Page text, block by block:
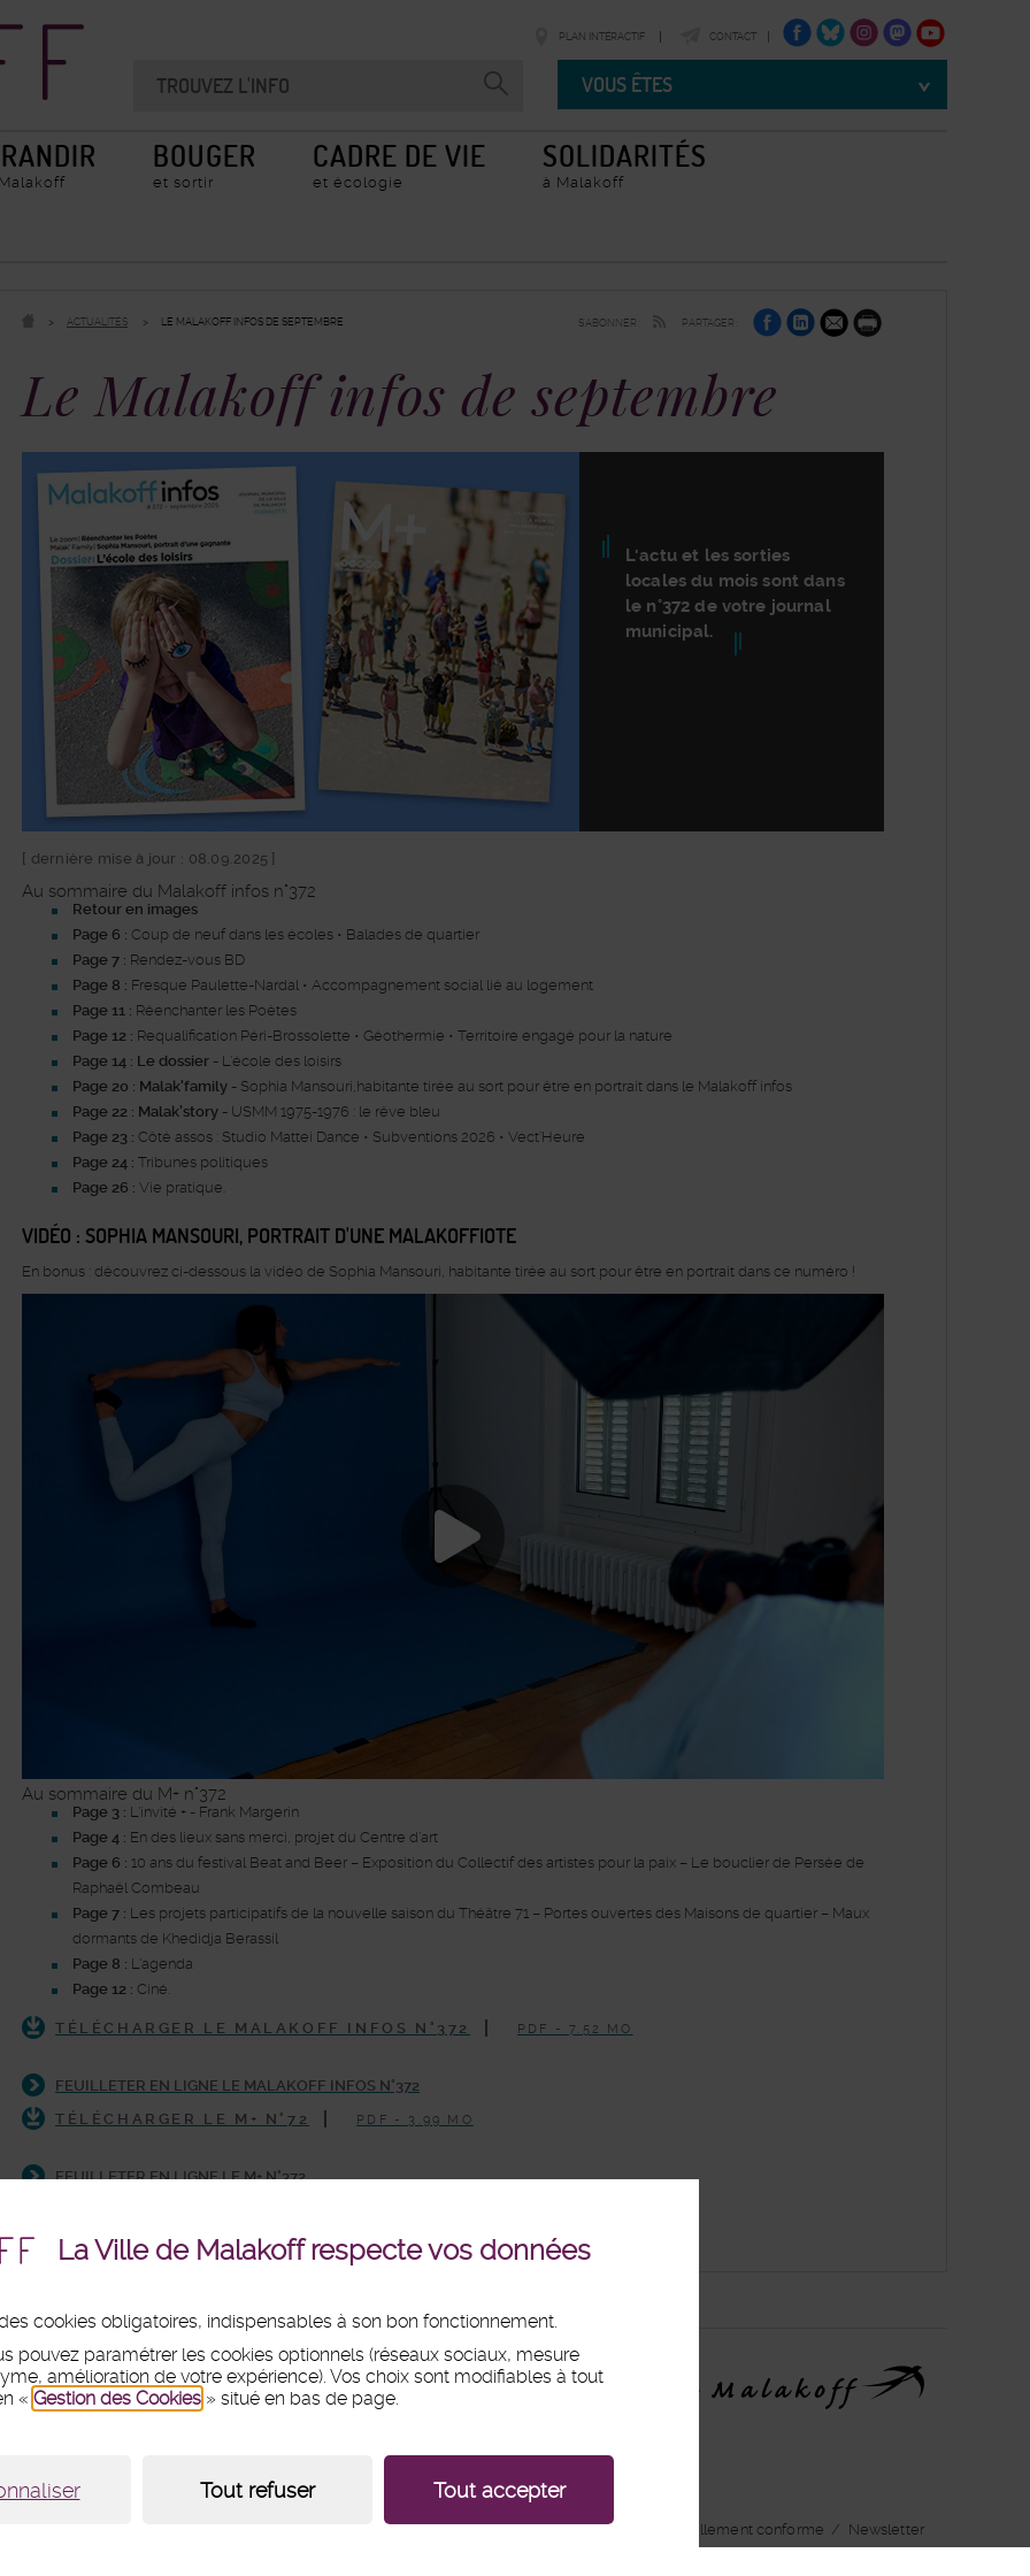
La Ville de Malakoff respecte vos données
cookies obligatoires, indispensables à son bon fonctionnement.
pouvez paramétrer les cookies optionnels (réseaux sociaux, mesure
amélioration de votre expérience). Vos choix sont modifiables à tout
« Gestion des Cookies » situé en bas de page.
Tout refuser Tout accepter
PLAN INTÉRACTIF CONTACT
FACEBOOKTWITTERINSTAGRAMTWITTERYOUTUBE
Vous
VOUS ÊTES
BOUGER
et sortir
CADRE DE VIE
et écologie
SOLIDARITÉS
à Malakoff
ACTUALITÉS LE MALAKOFF INFOS DE SEPTEMBRE S'ABONNER : PARTAGER :
sur
Facebook
sur
Linkedin
par
e-
mail
Imprimer
Le Malakoff infos de septembre
L'actu et les sorties
locales du mois sont dans
le n°372 de votre journal
municipal.
[ dernière mise à jour : 08.09.2025 ]
Au sommaire du Malakoff infos n°372
Retour en images
Page 6 : Coup de neuf dans les écoles • Balades de quartier
Page 7 : Rendez-vous BD
Page 8 : Fresque Paulette-Nardal • Accompagnement social lié au logement
Page 11 : Réenchanter les Poètes
Page 12 : Requalification Péri-Brossolette • Géothermie • Territoire engagé pour la nature
Page 14 : Le dossier - L’école des loisirs
Page 20 : Malak'family - Sophia Mansouri,habitante tirée au sort pour être en portrait dans le Malakoff infos
Page 22 : Malak'story - USMM 1975-1976 : le rêve bleu
Page 23 : Côté assos : Studio Mattei Dance • Subventions 2026 • Vect’Heure
Page 24 : Tribunes politiques
Page 26 : Vie pratique.
VIDÉO : SOPHIA MANSOURI, PORTRAIT D'UNE MALAKOFFIOTE
En bonus : découvrez ci-dessous la vidéo de Sophia Mansouri, habitante tirée au sort pour être en portrait dans ce numéro !
Lancer la video
Au sommaire du M+ n°372
Page 3 : L'invité + - Frank Margerin
Page 4 : En des lieux sans merci, projet du Centre d’art
Page 6 : 10 ans du festival Beat and Beer – Exposition du Collectif des artistes pour la paix – Le bouclier de Persée de
Raphaël Combeau
Page 7 : Les projets participatifs de la nouvelle saison du Théâtre 71 – Portes ouvertes des Maisons de quartier – Maux
dormants de Khedidja Berassil
Page 8 : L'agenda
Page 12 : Ciné.
TÉLÉCHARGER LE MALAKOFF INFOS N°372 PDF - 7.52 MO
FEUILLETER EN LIGNE LE MALAKOFF INFOS N°372
TÉLÉCHARGER LE M+ N°72
PDF - 3.99 MO
FEUILLETER EN LIGNE LE M+ N°372
:8h30 - 12h et 13h30 - 18h
9h - 12h (fermé du 18 juillet au 15 août 2026)
Paramétrage des cookies/Contact/Crédits/Accessibilité : partiellement conforme / Newsletter